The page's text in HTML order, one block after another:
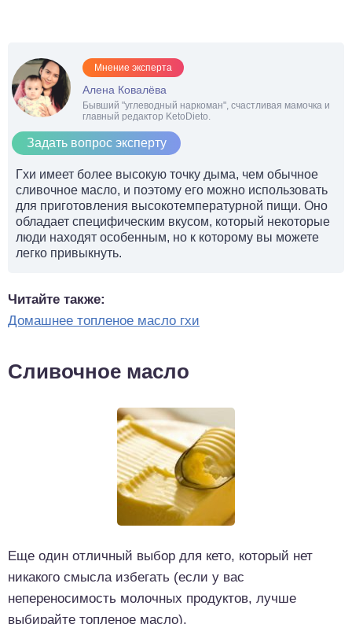
Мнение эксперта
Алена Ковалёва
Бывший "углеводный наркоман", счастливая мамочка и
главный редактор KetoDieto.
Задать вопрос эксперту
Гхи имеет более высокую точку дыма, чем обычное
сливочное масло, и поэтому его можно использовать
для приготовления высокотемпературной пищи. Оно
обладает специфическим вкусом, который некоторые
люди находят особенным, но к которому вы можете
легко привыкнуть.
Читайте также:
Домашнее топленое масло гхи
Сливочное масло
Еще один отличный выбор для кето, который нет
никакого смысла избегать (если у вас
непереносимость молочных продуктов, лучше
выбирайте топленое масло).